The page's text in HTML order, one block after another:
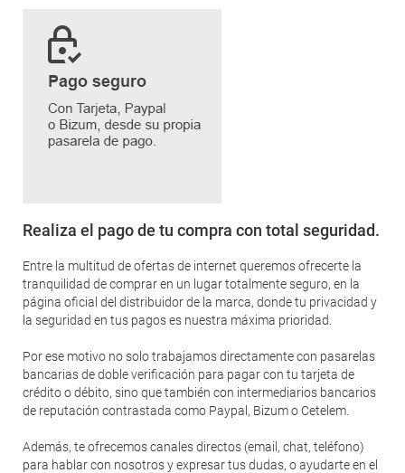
Realiza el pago de tu compra con total seguridad.
Entre la multitud de ofertas de internet queremos ofrecerte la
tranquilidad de comprar en un lugar totalmente seguro, en la
página oficial del distribuidor de la marca, donde tu privacidad y
la seguridad en tus pagos es nuestra máxima prioridad.
Por ese motivo no solo trabajamos directamente con pasarelas
bancarias de doble verificación para pagar con tu tarjeta de
crédito o débito, sino que también con intermediarios bancarios
de reputación contrastada como Paypal, Bizum o Cetelem.
Además, te ofrecemos canales directos (email, chat, teléfono)
para hablar con nosotros y expresar tus dudas, o ayudarte en el